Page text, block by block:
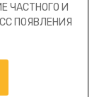
ЧАСТНОГО И
ПОЯВЛЕНИЯ